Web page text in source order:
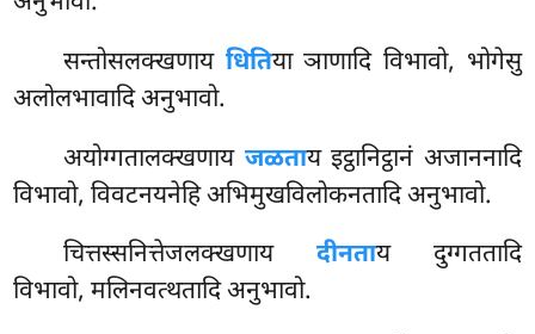
सन्तोसलक्खणाय धितिया ञाणादि विभावो, भोगेसु
अलोलभावादि अनुभावो.
अयोग्गतालक्खणाय जळताय इट्ठानिट्ठानं अजाननादि
विभावो, विवटनयनेहि अभिमुखविलोकनतादि अनुभावो.
चित्तस्सनित्तेजलक्खणाय दीनताय दुग्गततादि
विभावो, मलिनवत्थतादि अनुभावो.